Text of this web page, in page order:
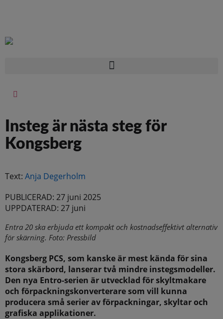
Insteg är nästa steg för
Kongsberg
Text: Anja Degerholm
PUBLICERAD: 27 juni 2025
UPPDATERAD: 27 juni
Entra 20 ska erbjuda ett kompakt och kostnadseffektivt alternativ
för skärning. Foto: Pressbild
Kongsberg PCS, som kanske är mest kända för sina
stora skärbord, lanserar två mindre instegsmodeller.
Den nya Entro-serien är utvecklad för skyltmakare
och förpackningskonverterare som vill kunna
producera små serier av förpackningar, skyltar och
grafiska applikationer.